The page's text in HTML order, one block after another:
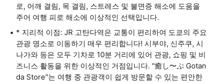
로, 어깨 결림, 목 결림, 스트레스 및 불면증 해소에 도움을
주어 여행 피로 해소에 이상적인 선택입니다.
* 지리적 이점: JR 고탄다역은 교통이 편리하여 도쿄의 주요
관광 명소로 이동하기 매우 편리합니다! 시부야, 신주쿠, 시
나가와 등은 모두 기차로 10분 거리에 있어 관광, 쇼핑 및 비
즈니스 활동을 위한 이상적인 거점입니다. "癒し〜ぷ Gotan
da Store"는 여행 중 관광객이 쉽게 방문할 수 있는 편안한